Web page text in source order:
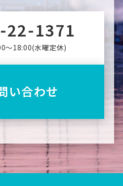
22-1371
〜18:00(⽔曜定休)
い合わせ